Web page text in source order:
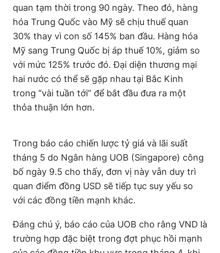
quan tạm thời trong 90 ngày. Theo đó, hàng
hóa Trung Quốc vào Mỹ sẽ chịu thuế quan
30% thay vì con số 145% ban đầu. Hàng hóa
Mỹ sang Trung Quốc bị áp thuế 10%, giảm so
với mức 125% trước đó. Đại diện thương mại
hai nước có thể sẽ gặp nhau tại Bắc Kinh
trong “vài tuần tới” để bắt đầu đưa ra một
thỏa thuận lớn hơn.
Trong báo cáo chiến lược tỷ giá và lãi suất
tháng 5 do Ngân hàng UOB (Singapore) công
bố ngày 9.5 cho thấy, đơn vị này vẫn duy trì
quan điểm đồng USD sẽ tiếp tục suy yếu so
với các đồng tiền mạnh khác.
Đáng chú ý, báo cáo của UOB cho rằng VND là
trường hợp đặc biệt trong đợt phục hồi mạnh